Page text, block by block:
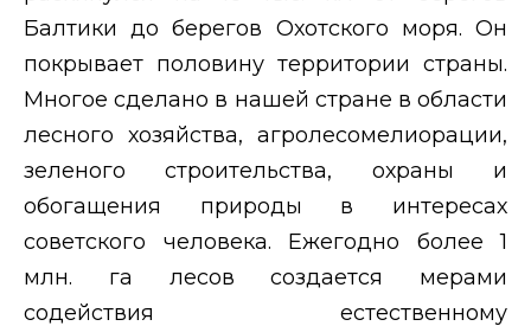
Балтики до берегов Охотского моря. Он
покрывает половину территории страны.
Многое сделано в нашей стране в области
лесного хозяйства, агролесомелиорации,
зеленого строительства, охраны и
обогащения природы в интересах
советского человека. Ежегодно более 1
млн. га лесов создается мерами
содействия естественному